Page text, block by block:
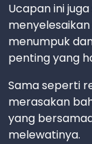
Ucapan ini
menumpuk
penting yang
Sama seperti
merasakan
yang
melewatinya.